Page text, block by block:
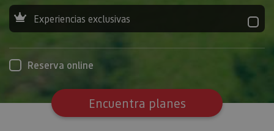
Experiencias exclusivas
Reserva online
Encuentra planes